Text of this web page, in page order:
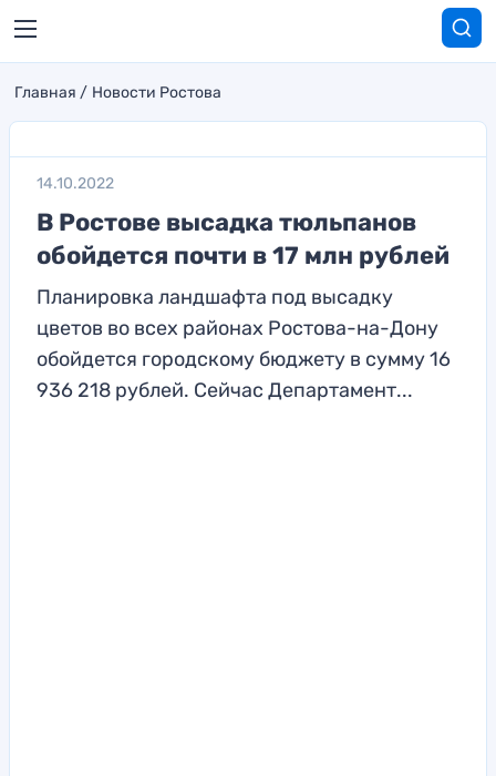
Главная Новости Ростова
14.10.2022
В Ростове высадка тюльпанов
обойдется почти в 17 млн рублей
Планировка ландшафта под высадку
цветов во всех районах Ростова-на-Дону
обойдется городскому бюджету в сумму 16
936 218 рублей. Сейчас Департамент...